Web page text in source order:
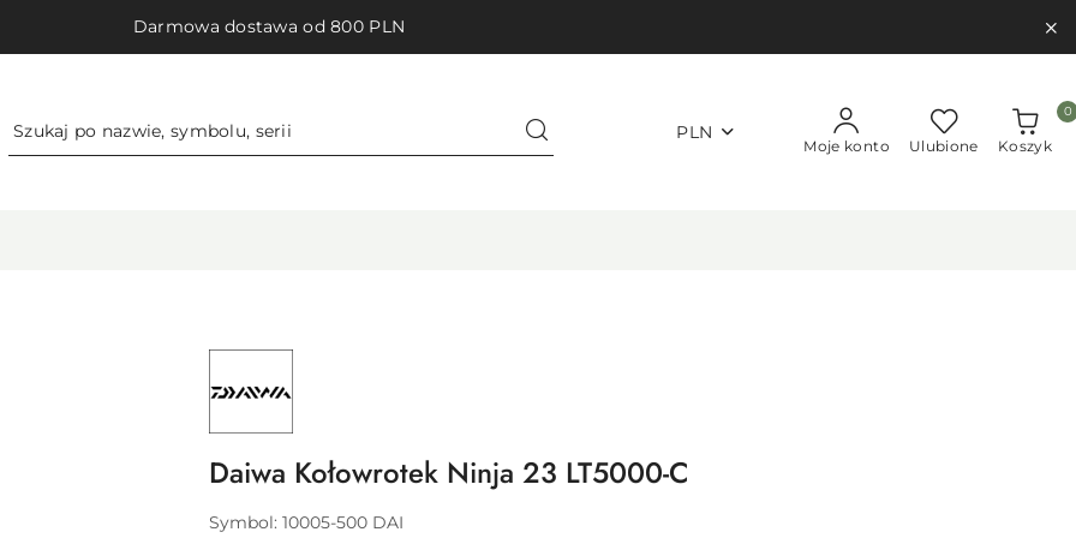
Darmowa dostawa od 800 PLN
PLN
Moje konto Ulubione Koszyk
0
NAZWA
DAIWA
Daiwa Kołowrotek Ninja 23 LT5000-C
Symbol: 10005-500 DAI